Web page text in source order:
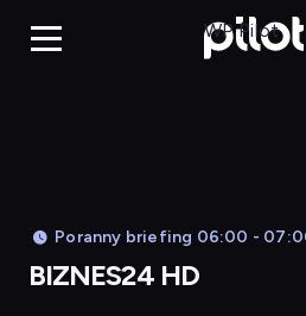
WP Pilot
Poranny briefing 06:00 -
BIZNES24 HD